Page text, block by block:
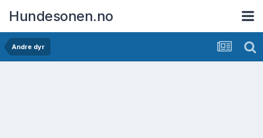
Hundesonen.no
Andre dyr